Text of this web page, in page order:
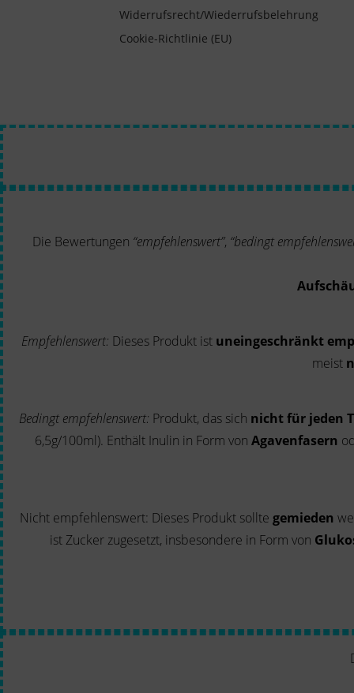
Widerrufsrecht/Wiederrufsbelehrung
Cookie-Richtlinie (EU)
Die Bewertungen “empfehlenswert”, “bedingt
Empfehlenswert: Dieses Produkt ist uneingeschränkt
meist
Bedingt empfehlenswert: Produkt, das sich nicht für jeden
6,5g/100ml). Enthält Inulin in Form von Agavenfasern
Nicht empfehlenswert: Dieses Produkt sollte gemieden
ist Zucker zugesetzt, insbesondere in Form von